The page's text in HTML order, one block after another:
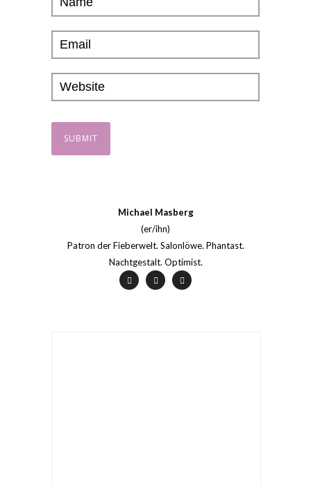
Michael Masberg
(er/ihn)
Patron der Fieberwelt. Salonlöwe. Phantast.
Nachtgestalt. Optimist.